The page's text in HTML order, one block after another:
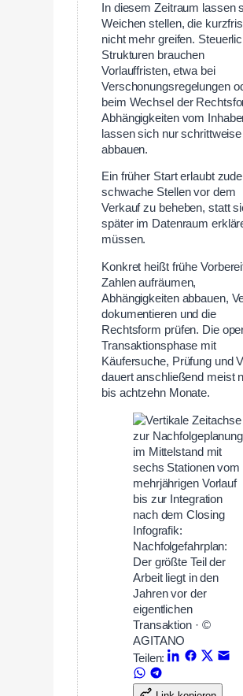
In diesem Zeitraum lassen
Weichen stellen, die
nicht mehr greifen.
Strukturen brauchen
Vorlauffristen, etwa bei
Verschonungsregelungen
beim Wechsel der
Abhängigkeiten vom
lassen sich nur schrittweise
abbauen.
Ein früher Start erlaubt
schwache Stellen vor dem
Verkauf zu beheben, statt
später im Datenraum
müssen.
Konkret heißt frühe
Zahlen aufräumen,
Abhängigkeiten abbauen,
dokumentieren und die
Rechtsform prüfen. Die
Transaktionsphase mit
Käufersuche, Prüfung und
dauert anschließend meist
bis achtzehn Monate.
Infografik:
Nachfolgefahrplan:
Der größte Teil der
Arbeit liegt in den
Jahren vor der
eigentlichen
Transaktion · ©
AGITANO
Teilen: